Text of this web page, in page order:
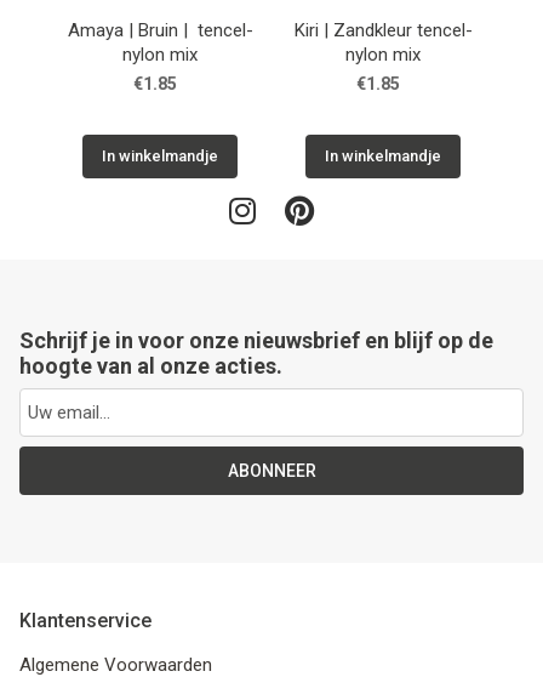
Amaya | Bruin | tencel-
nylon mix
€1.85
In winkelmandje
Kiri | Zandkleur tencel-
nylon mix
€1.85
In winkelmandje
Schrijf je in voor onze nieuwsbrief en blijf op de
hoogte van al onze acties.
ABONNEER
Klantenservice
Algemene Voorwaarden